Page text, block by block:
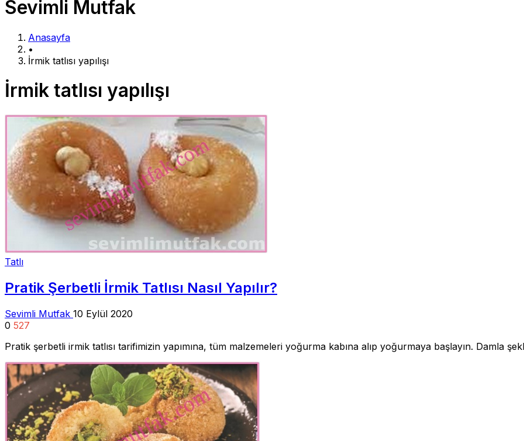
Sevimli Mutfak
Anasayfa
•
İrmik tatlısı yapılışı
İrmik tatlısı yapılışı
Tatlı
Pratik Şerbetli İrmik Tatlısı Nasıl Yapılır?
Sevimli Mutfak 10 Eylül 2020
0 527
Pratik şerbetli irmik tatlısı tarifimizin yapımına, tüm malzemeleri yoğurma kabına alıp yoğurmaya başlayın. Damla